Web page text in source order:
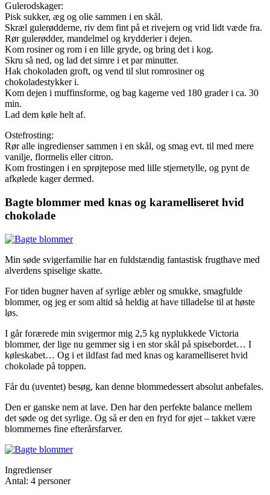
Gulerodskager:
Pisk sukker, æg og olie sammen i en skål.
Skræl gulerødderne, riv dem fint på et rivejern og vrid lidt væde fra.
Rør gulerødder, mandelmel og krydderier i dejen.
Kom rosiner og rom i en lille gryde, og bring det i kog.
Skru så ned, og lad det simre i et par minutter.
Hak chokoladen groft, og vend til slut romrosiner og
chokoladestykker i.
Kom dejen i muffinsforme, og bag kagerne ved 180 grader i ca. 30
min.
Lad dem køle helt af.
Ostefrosting:
Rør alle ingredienser sammen i en skål, og smag evt. til med mere
vanilje, flormelis eller citron.
Kom frostingen i en sprøjtepose med lille stjernetylle, og pynt de
afkølede kager dermed.
Bagte blommer med knas og karamelliseret hvid
chokolade
Min søde svigerfamilie har en fuldstændig fantastisk frugthave med
alverdens spiselige skatte.
For tiden bugner haven af syrlige æbler og smukke, smagfulde
blommer, og jeg er som altid så heldig at have tilladelse til at høste
løs.
I går forærede min svigermor mig 2,5 kg nyplukkede Victoria
blommer, der lige nu gemmer sig i en stor skål på spisebordet… I
køleskabet… Og i et ildfast fad med knas og karamelliseret hvid
chokolade på toppen.
Får du (uventet) besøg, kan denne blommedessert absolut anbefales.
Den er ganske nem at lave. Den har den perfekte balance mellem
det søde og det syrlige. Og så er den en fryd for øjet – takket være
blommernes fine efterårsfarver.
Ingredienser
Antal: 4 personer